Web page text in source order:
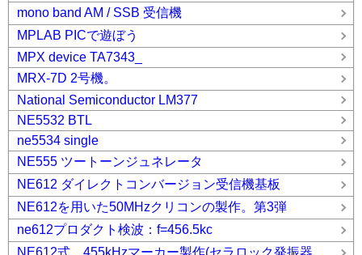
mono band AM / SSB 受信機
MPLAB PICで遊ぼう
MPX device TA7343_
MRX-7D 2号機。
National Semiconductor LM377
NE5532 BTL
ne5534 single
NE555 ツートーンジュネレータ
NE612 ダイレクトコンバージョン受信機基板
NE612を用いた50MHzクリコンの製作。第3弾
ne612プロダクト検波：f=456.5kc